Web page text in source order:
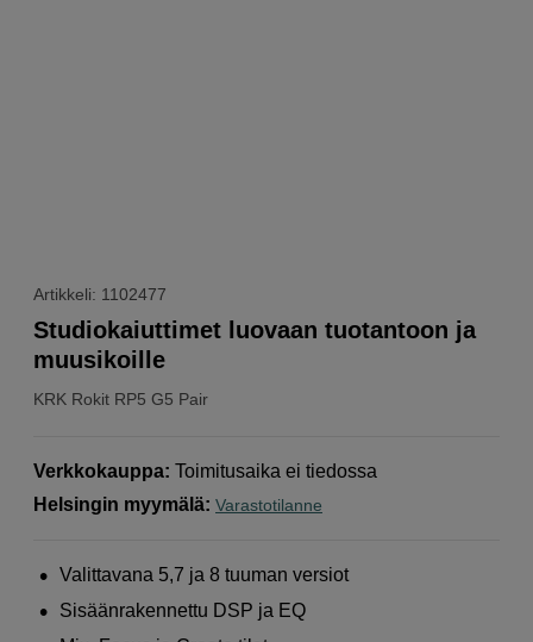
Artikkeli: 1102477
KRK Rokit RP5 G5 Pair
Studiokaiuttimet luovaan tuotantoon ja
muusikoille
Verkkokauppa: Toimitusaika ei tiedossa
Helsingin myymälä: Varastotilanne
Valittavana 5,7 ja 8 tuuman versiot
Sisäänrakennettu DSP ja EQ